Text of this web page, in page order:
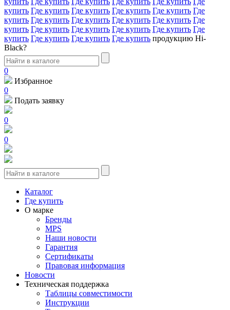
купить Где купить Где купить Где купить Где купить Где
купить Где купить Где купить Где купить Где купить Где
купить Где купить Где купить Где купить Где купить Где
купить Где купить Где купить Где купить продукцию Hi-
Black?
0
Избранное
0
Подать заявку
0
0
Каталог
Где купить
О марке
Бренды
MPS
Наши новости
Гарантия
Сертификаты
Правовая информация
Новости
Техническая поддержка
Таблицы совместимости
Инструкции